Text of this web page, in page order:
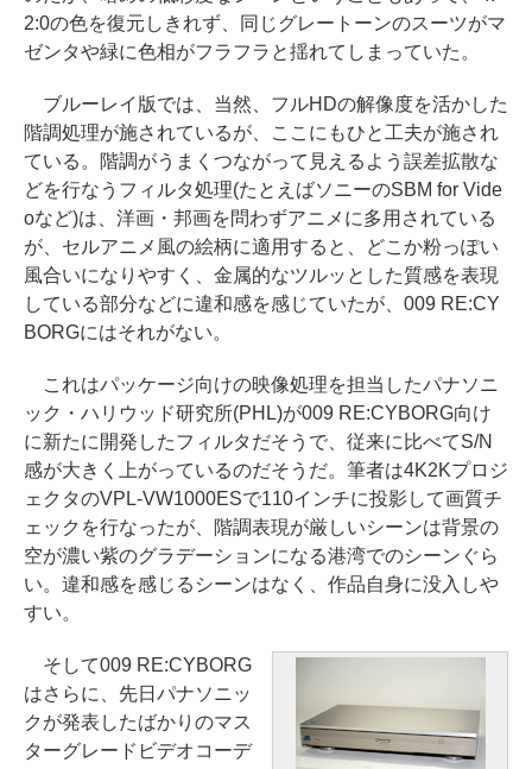
2:0の色を復元しきれず、同じグレートーンのスーツがマ
ゼンタや緑に色相がフラフラと揺れてしまっていた。
ブルーレイ版では、当然、フルHDの解像度を活かした
階調処理が施されているが、ここにもひと工夫が施され
ている。階調がうまくつながって見えるよう誤差拡散な
どを行なうフィルタ処理(たとえばソニーのSBM for Vide
oなど)は、洋画・邦画を問わずアニメに多用されている
が、セルアニメ風の絵柄に適用すると、どこか粉っぽい
風合いになりやすく、金属的なツルッとした質感を表現
している部分などに違和感を感じていたが、009 RE:CY
BORGにはそれがない。
これはパッケージ向けの映像処理を担当したパナソニ
ック・ハリウッド研究所(PHL)が009 RE:CYBORG向け
に新たに開発したフィルタだそうで、従来に比べてS/N
感が大きく上がっているのだそうだ。筆者は4K2Kプロジ
ェクタのVPL-VW1000ESで110インチに投影して画質チ
ェックを行なったが、階調表現が厳しいシーンは背景の
空が濃い紫のグラデーションになる港湾でのシーンぐら
い。違和感を感じるシーンはなく、作品自身に没入しや
すい。
そして009 RE:CYBORG
はさらに、先日パナソニッ
クが発表したばかりのマス
ターグレードビデオコーデ